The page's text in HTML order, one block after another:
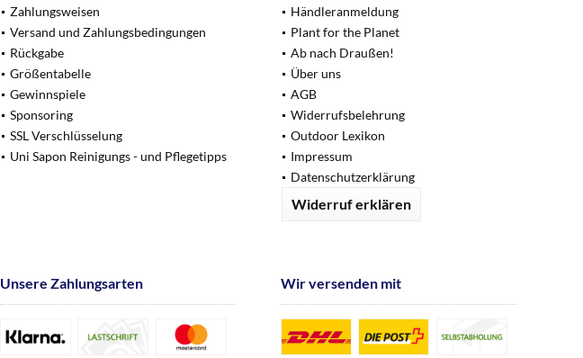
Zahlungsweisen
Versand und Zahlungsbedingungen
Rückgabe
Größentabelle
Gewinnspiele
Sponsoring
SSL Verschlüsselung
Uni Sapon Reinigungs - und Pflegetipps
Händleranmeldung
Plant for the Planet
Ab nach Draußen!
Über uns
AGB
Widerrufsbelehrung
Outdoor Lexikon
Impressum
Datenschutzerklärung
Widerruf erklären
Unsere Zahlungsarten Wir versenden mit